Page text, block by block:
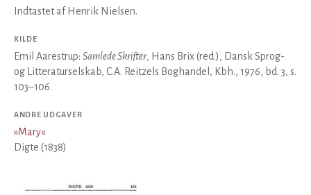
Indtastet af Henrik Nielsen.
KILDE
Emil Aarestrup: Samlede Skrifter, Hans Brix (red.), Dansk Sprog-
og Litteraturselskab, C.A. Reitzels Boghandel, Kbh., 1976, bd. 3, s.
103–106.
ANDRE UDGAVER
»Mary«
Digte (1838)